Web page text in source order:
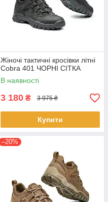
Жіночі тактичні кросівки літні
Cobra 401 ЧОРНІ СІТКА
В наявності
3 180 ₴ 3 975 ₴
Купити
–20%